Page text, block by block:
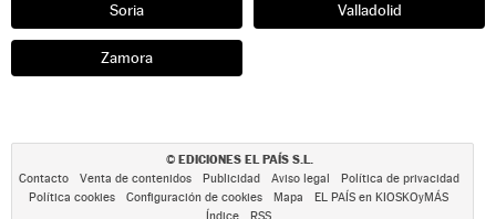
Soria Valladolid
Zamora
© EDICIONES EL PAÍS S.L.
Contacto Venta de contenidos Publicidad Aviso legal
Política de privacidad
Política cookies
Configuración de cookies Mapa
EL PAÍS en KIOSKOyMÁS